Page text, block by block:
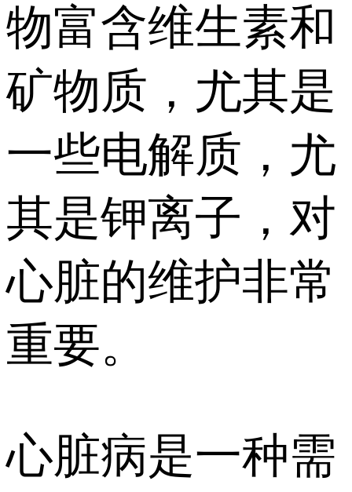
物富含维生素和
矿物质，尤其是
一些电解质，尤
其是钾离子，对
心脏的维护非常
重要。
心脏病是一种需